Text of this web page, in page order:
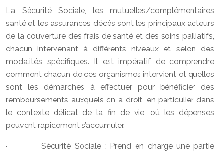
La Sécurité Sociale, les mutuelles/complémentaires
santé et les assurances décès sont les principaux acteurs
de la couverture des frais de santé et des soins palliatifs,
chacun intervenant à différents niveaux et selon des
modalités spécifiques. Il est impératif de comprendre
comment chacun de ces organismes intervient et quelles
sont les démarches à effectuer pour bénéficier des
remboursements auxquels on a droit, en particulier dans
le contexte délicat de la fin de vie, où les dépenses
peuvent rapidement s’accumuler.
· Sécurité Sociale : Prend en charge une partie